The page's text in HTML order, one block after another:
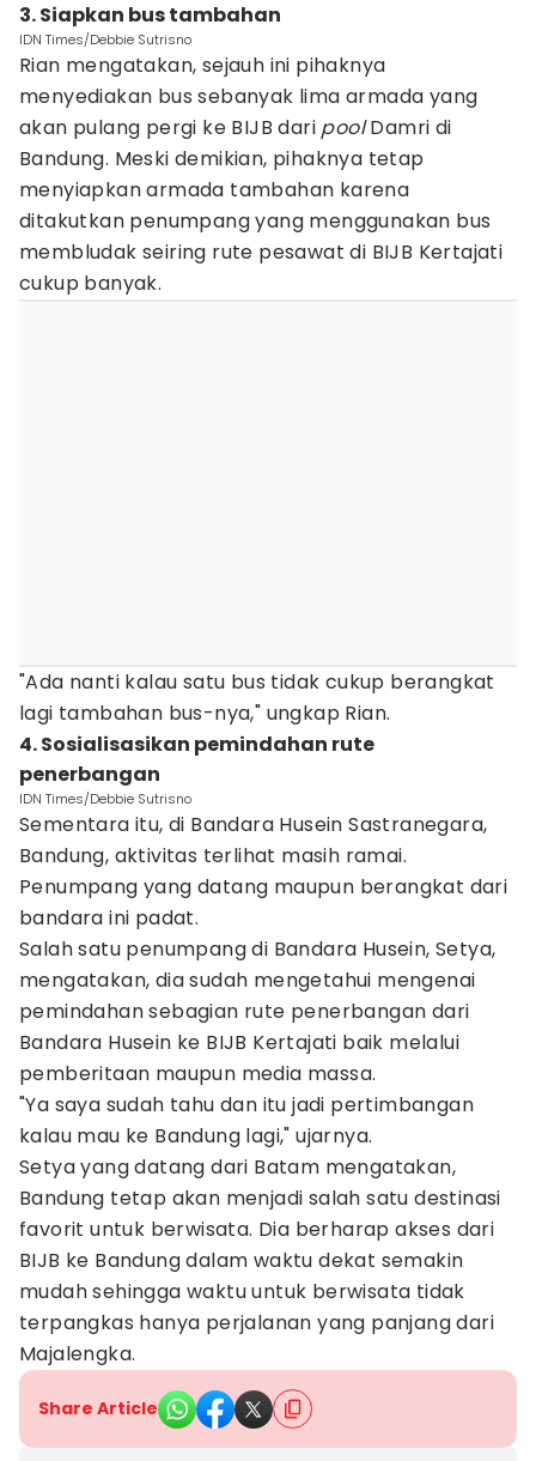
3. Siapkan bus tambahan
IDN Times/Debbie Sutrisno
Rian mengatakan, sejauh ini pihaknya
menyediakan bus sebanyak lima armada yang
akan pulang pergi ke BIJB dari poolDamri di
Bandung. Meski demikian, pihaknya tetap
menyiapkan armada tambahan karena
ditakutkan penumpang yang menggunakan bus
membludak seiring rute pesawat di BIJB Kertajati
cukup banyak.
"Ada nanti kalau satu bus tidak cukup berangkat
lagi tambahan bus-nya," ungkap Rian.
4. Sosialisasikan pemindahan rute
penerbangan
IDN Times/Debbie Sutrisno
Sementara itu, di Bandara Husein Sastranegara,
Bandung, aktivitas terlihat masih ramai.
Penumpang yang datang maupun berangkat dari
bandara ini padat.
Salah satu penumpang di Bandara Husein, Setya,
mengatakan, dia sudah mengetahui mengenai
pemindahan sebagian rute penerbangan dari
Bandara Husein ke BIJB Kertajati baik melalui
pemberitaan maupun media massa.
"Ya saya sudah tahu dan itu jadi pertimbangan
kalau mau ke Bandung lagi," ujarnya.
Setya yang datang dari Batam mengatakan,
Bandung tetap akan menjadi salah satu destinasi
favorit untuk berwisata. Dia berharap akses dari
BIJB ke Bandung dalam waktu dekat semakin
mudah sehingga waktu untuk berwisata tidak
terpangkas hanya perjalanan yang panjang dari
Majalengka.
Share Article